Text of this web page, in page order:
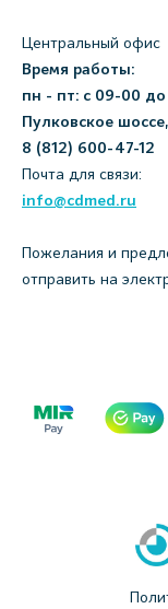
Центральный офис
Время работы:
пн - пт: с 09-00 до
Пулковское
8 (812) 600-47-12
Почта для связи:
info@cdmed.ru
Пожелания и
отправить на